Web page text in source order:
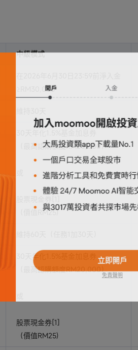
中級模式
≥RM30,000
（最高認購額度RM20,000）
（價值RM25)
30天年化1.5%基金加息券
（最高認購額度RM20,000）
股票現金券[1]
（價值RM25)